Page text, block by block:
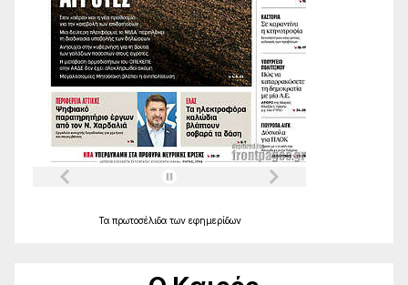
Τα πρωτοσέλιδα των εφημερίδων